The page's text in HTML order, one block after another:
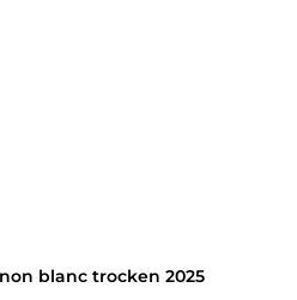
blanc trocken 2025